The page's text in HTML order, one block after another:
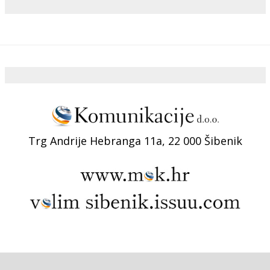
Trg Andrije Hebranga 11a, 22 000 Šibenik